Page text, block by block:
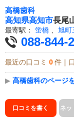
高橋歯科
高知県高知市長尾
最寄駅： 蛍橋 旭町
088-844-
最近の口コミ 0 件｜
▶ 高橋歯科のページ
口コミを書く ネッ